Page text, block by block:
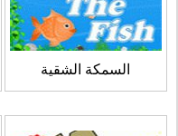
السمكة الشقية